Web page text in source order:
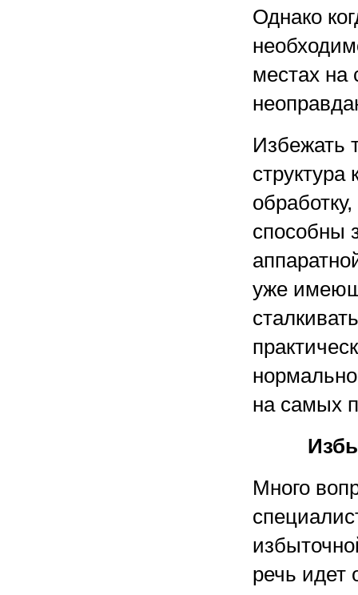
Однако
местах на
Избежать
способны
уже
на самых
Много
речь идет